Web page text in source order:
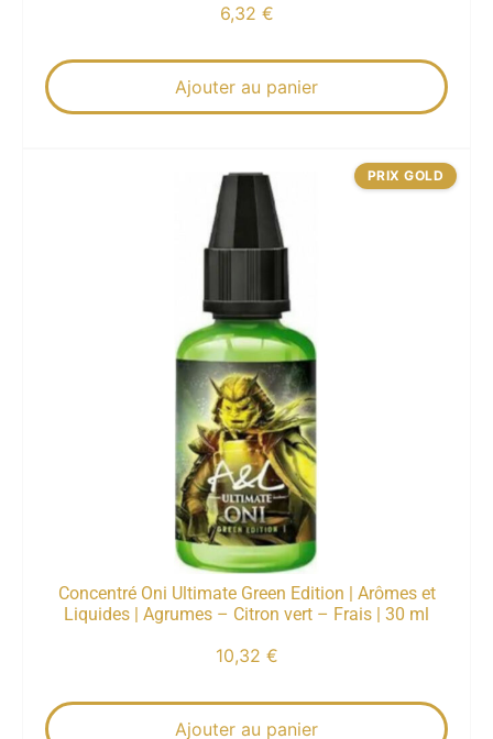
6,32 €
Ajouter au panier
Concentré Oni Ultimate Green Edition | Arômes et
Liquides | Agrumes – Citron vert – Frais | 30 ml
10,32 €
Ajouter au panier
PRIX GOLD